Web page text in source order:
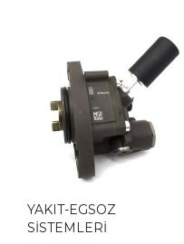
YAKIT-EGSOZ
SİSTEMLERİ